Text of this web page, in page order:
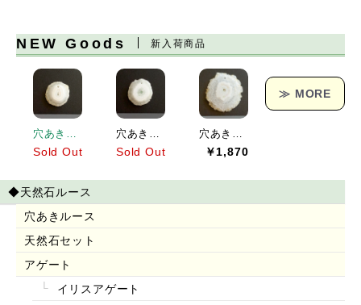
NEW Goods 新入荷商品
Sold Out Sold Out ￥1,870
≫ MORE
◆天然石ルース
穴あきルース
天然石セット
アゲート
イリスアゲート